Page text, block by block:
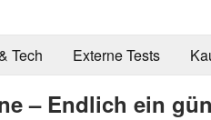
Tech Externe Tests
– Endlich ein